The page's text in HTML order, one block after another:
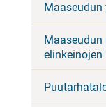
Maaseudun